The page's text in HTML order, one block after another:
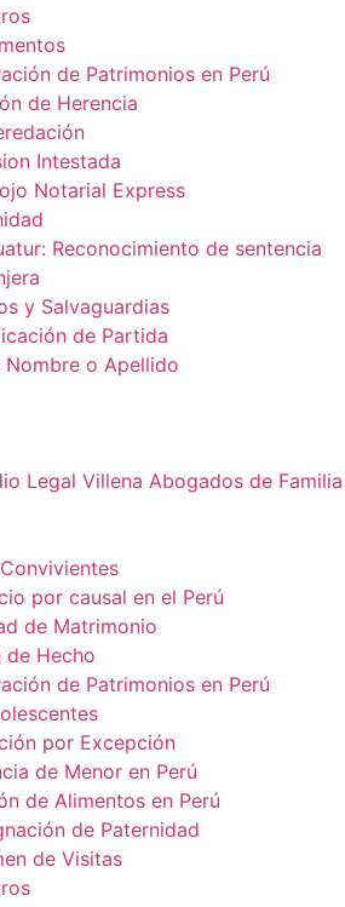
de Patrimonios en Perú
de Herencia
Intestada
Notarial Express
Reconocimiento de sentencia
y Salvaguardias
de Partida
Nombre o Apellido
por causal en el Perú
de Matrimonio
de Hecho
de Patrimonios en Perú
por Excepción
de Menor en Perú
de Alimentos en Perú
de Paternidad
de Visitas